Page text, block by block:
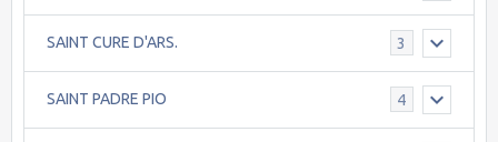
SAINT CURE D'ARS. 3
SAINT PADRE PIO 4